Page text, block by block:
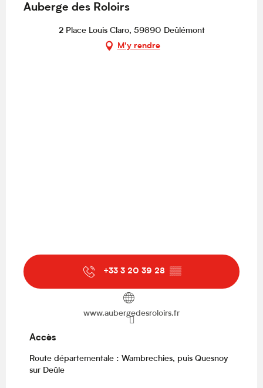
Auberge des Roloirs
2 Place Louis Claro, 59890 Deûlémont
M'y rendre
+33 3 20 39 28 ▒▒
www.aubergedesroloirs.fr
Accès
Accès
Route départementale : Wambrechies, puis Quesnoy
sur Deûle